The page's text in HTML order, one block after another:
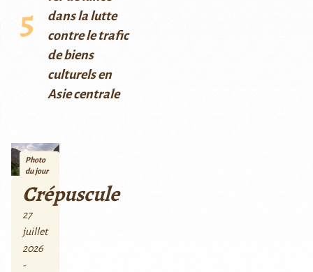
dans la lutte
contre le trafic
de biens
culturels en
Asie centrale
Photo
du jour
Crépuscule
27
juillet
2026
-